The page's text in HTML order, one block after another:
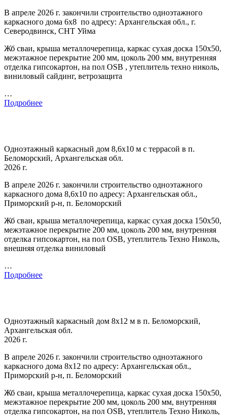
В апреле 2026 г. закончили строительство одноэтажного
каркасного дома 6х8 по адресу: Архангельская обл., г.
Северодвинск, СНТ Уйма
Жб сваи, крыша металлочерепица, каркас сухая доска 150х50,
межэтажное перекрытие 200 мм, цоколь 200 мм, внутренняя
отделка гипсокартон, на пол OSB , утеплитель техно николь,
виниловый сайдинг, ветрозащита
…
Подробнее
Одноэтажный каркасный дом 8,6х10 м с террасой в п.
Беломорский, Архангельская обл.
2026 г.
В апреле 2026 г. закончили строительство одноэтажного
каркасного дома 8,6х10 по адресу: Архангельская обл.,
Приморский р-н, п. Беломорский
Жб сваи, крыша металлочерепица, каркас сухая доска 150х50,
межэтажное перекрытие 200 мм, цоколь 200 мм, внутренняя
отделка гипсокартон, на пол OSB, утеплитель Техно Николь,
внешняя отделка виниловый
…
Подробнее
Одноэтажный каркасный дом 8х12 м в п. Беломорский,
Архангельская обл.
2026 г.
В апреле 2026 г. закончили строительство одноэтажного
каркасного дома 8х12 по адресу: Архангельская обл.,
Приморский р-н, п. Беломорский
Жб сваи, крыша металлочерепица, каркас сухая доска 150х50,
межэтажное перекрытие 200 мм, цоколь 200 мм, внутренняя
отделка гипсокартон, на пол OSB, утеплитель Техно Николь,